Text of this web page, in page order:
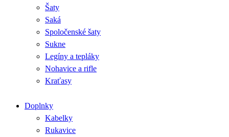
Šaty
Saká
Spoločenské šaty
Sukne
Legíny a tepláky
Nohavice a rifle
Kraťasy
Doplnky
Kabelky
Rukavice